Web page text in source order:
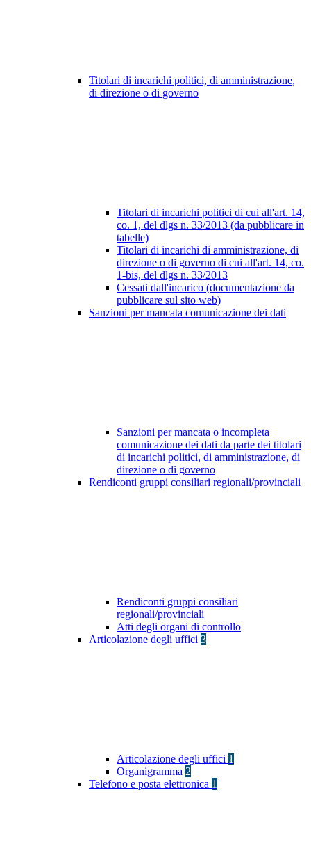
Titolari di incarichi politici, di amministrazione,
di direzione o di governo
Titolari di incarichi politici di cui all'art. 14,
co. 1, del dlgs n. 33/2013 (da pubblicare in
tabelle)
Titolari di incarichi di amministrazione, di
direzione o di governo di cui all'art. 14, co.
1-bis, del dlgs n. 33/2013
Cessati dall'incarico (documentazione da
pubblicare sul sito web)
Sanzioni per mancata comunicazione dei dati
Sanzioni per mancata o incompleta
comunicazione dei dati da parte dei titolari
di incarichi politici, di amministrazione, di
direzione o di governo
Rendiconti gruppi consiliari regionali/provinciali
Rendiconti gruppi consiliari
regionali/provinciali
Atti degli organi di controllo
Articolazione degli uffici 3
Articolazione degli uffici 1
Organigramma 2
Telefono e posta elettronica 1